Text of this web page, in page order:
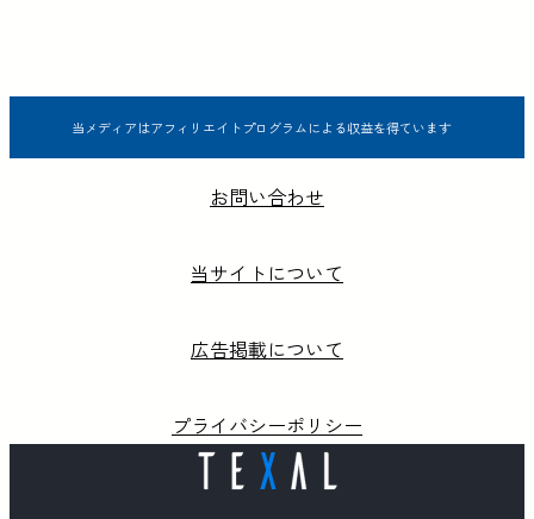
当メディアはアフィリエイトプログラムによる収益を得ています
お問い合わせ
当サイトについて
広告掲載について
プライバシーポリシー